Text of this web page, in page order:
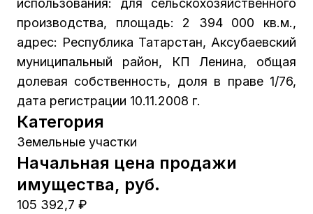
использования: для сельскохозяйственного
производства, площадь: 2 394 000 кв.м.,
адрес: Республика Татарстан, Аксубаевский
муниципальный район, КП Ленина, общая
долевая собственность, доля в праве 1/76,
дата регистрации 10.11.2008 г.
Категория
Земельные участки
Начальная цена продажи
имущества, руб.
105 392,7 ₽